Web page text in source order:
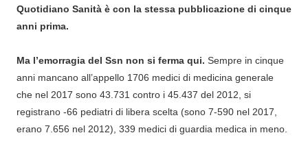
Quotidiano Sanità è con la stessa pubblicazione di cinque
anni prima.
Ma l’emorragia del Ssn non si ferma qui. Sempre in cinque
anni mancano all’appello 1706 medici di medicina generale
che nel 2017 sono 43.731 contro i 45.437 del 2012, si
registrano -66 pediatri di libera scelta (sono 7-590 nel 2017,
erano 7.656 nel 2012), 339 medici di guardia medica in meno.